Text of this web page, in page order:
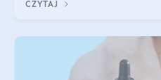
każdy może się ni
CZYTAJ